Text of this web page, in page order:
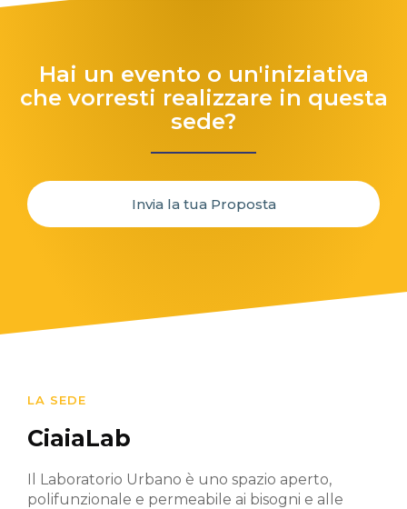
Hai un evento o un'iniziativa
che vorresti realizzare in questa
sede?
Invia la tua Proposta
LA SEDE
CiaiaLab
Il Laboratorio Urbano è uno spazio aperto,
polifunzionale e permeabile ai bisogni e alle